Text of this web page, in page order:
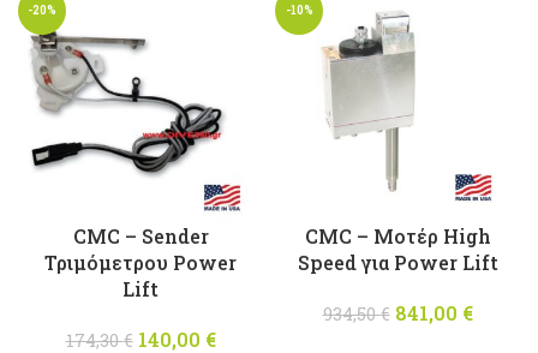
-20%
CMC – Sender
Τριμόμετρου Power
Lift
174,30€
Original
140,00 €
-10%
CMC – Μοτέρ High
Speed για Power Lift
934,50€
Original
841,00 €